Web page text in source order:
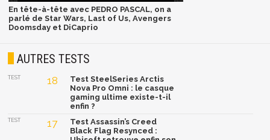
En tête-à-tête avec PEDRO PASCAL, on a
parlé de Star Wars, Last of Us, Avengers
Doomsday et DiCaprio
AUTRES TESTS
TEST 18
Test SteelSeries Arctis
Nova Pro Omni : le casque
gaming ultime existe-t-il
enfin ?
TEST 17
Test Assassin’s Creed
Black Flag Resynced :